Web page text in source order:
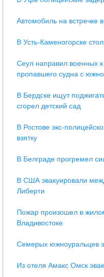
Автомобиль на встречке
В Усть-Каменогорске
Сеул направил военных
пропавшего судна с
В Бердске ищут
сгорел детский сад
В Ростове экс-
взятку
В Белграде прогремел
В США эвакуировали
Либерти
Пожар произошел в
Владивостоке
Семерых южноуральцев
Из отеля Амакс Омск